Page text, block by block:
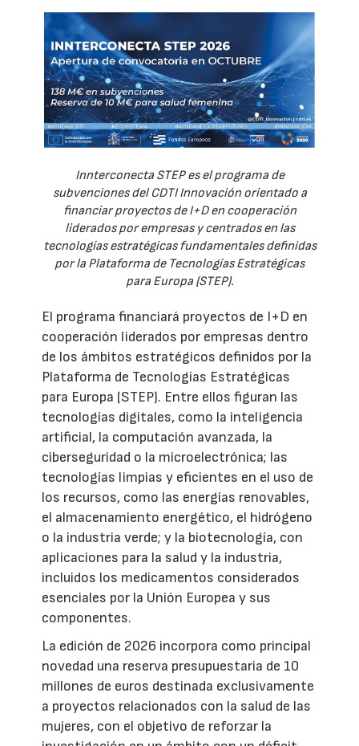
Innterconecta STEP es el programa de
subvenciones del CDTI Innovación orientado a
financiar proyectos de I+D en cooperación
liderados por empresas y centrados en las
tecnologías estratégicas fundamentales definidas
por la Plataforma de Tecnologías Estratégicas
para Europa (STEP).
El programa financiará proyectos de I+D en
cooperación liderados por empresas dentro
de los ámbitos estratégicos definidos por la
Plataforma de Tecnologías Estratégicas
para Europa (STEP). Entre ellos figuran las
tecnologías digitales, como la inteligencia
artificial, la computación avanzada, la
ciberseguridad o la microelectrónica; las
tecnologías limpias y eficientes en el uso de
los recursos, como las energías renovables,
el almacenamiento energético, el hidrógeno
o la industria verde; y la biotecnología, con
aplicaciones para la salud y la industria,
incluidos los medicamentos considerados
esenciales por la Unión Europea y sus
componentes.
La edición de 2026 incorpora como principal
novedad una reserva presupuestaria de 10
millones de euros destinada exclusivamente
a proyectos relacionados con la salud de las
mujeres, con el objetivo de reforzar la